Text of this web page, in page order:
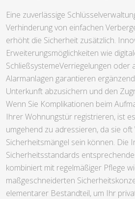
Eine zuverlässige
Verhinderung von einfachen
erhöht die Sicherheit zusätzlich.
Erweiterungsmöglichkeiten wie
SchließsystemeVerriegelungen oder
Alarmanlagen garantieren
Unterkunft abzusichern und den
Wenn Sie Komplikationen beim
Ihrer Wohnungstür registrieren, ist
umgehend zu adressieren, da sie
Sicherheitsmängel sein können. Die
Sicherheitsstandards
kombiniert mit regelmäßiger Pflege
maßgeschneiderten
elementarer Bestandteil, um Ihr